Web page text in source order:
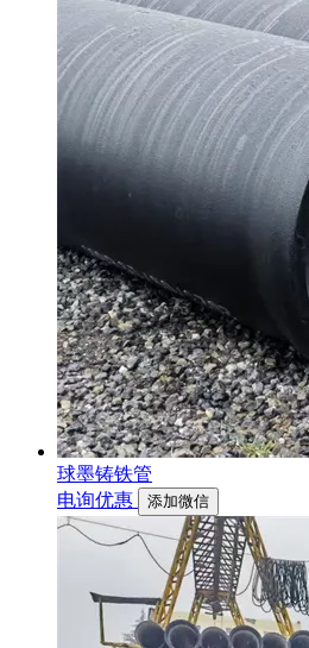
球墨铸铁管
电询优惠
添加微信